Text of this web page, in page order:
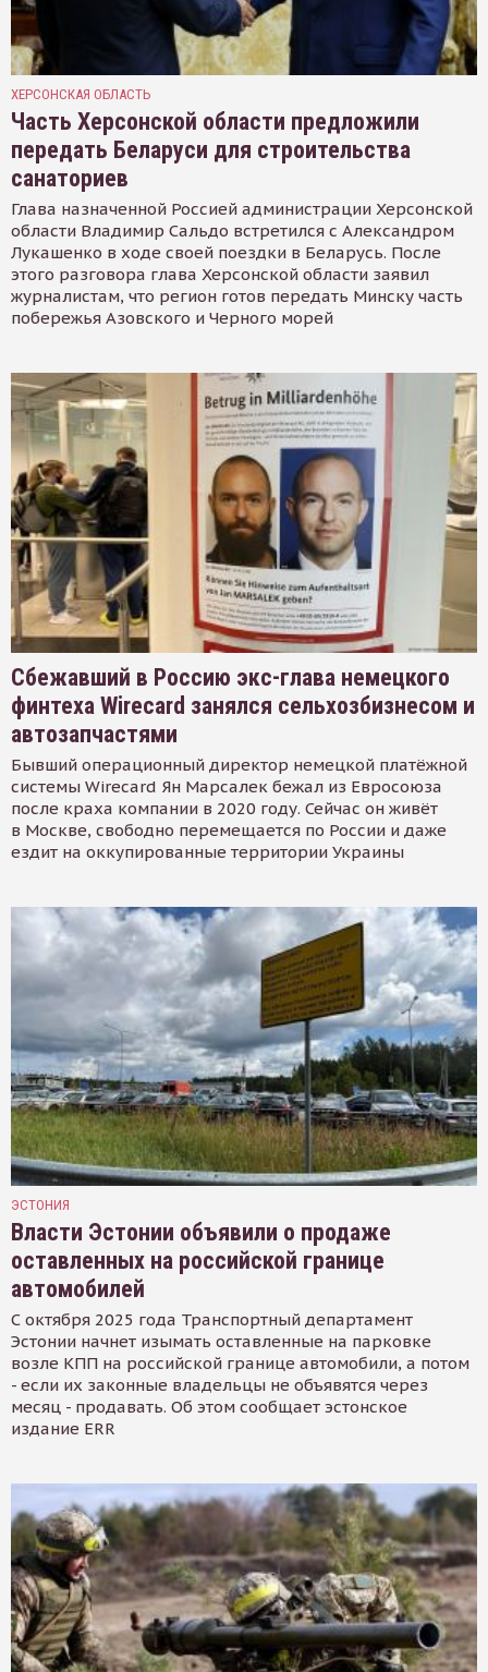
ХЕРСОНСКАЯ ОБЛАСТЬ
Часть Херсонской области предложили
передать Беларуси для строительства
санаториев
Глава назначенной Россией администрации Херсонской
области Владимир Сальдо встретился с Александром
Лукашенко в ходе своей поездки в Беларусь. После
этого разговора глава Херсонской области заявил
журналистам, что регион готов передать Минску часть
побережья Азовского и Черного морей
Сбежавший в Россию экс-глава немецкого
финтеха Wirecard занялся сельхозбизнесом и
автозапчастями
Бывший операционный директор немецкой платёжной
системы Wirecard Ян Марсалек бежал из Евросоюза
после краха компании в 2020 году. Сейчас он живёт
в Москве, свободно перемещается по России и даже
ездит на оккупированные территории Украины
ЭСТОНИЯ
Власти Эстонии объявили о продаже
оставленных на российской границе
автомобилей
С октября 2025 года Транспортный департамент
Эстонии начнет изымать оставленные на парковке
возле КПП на российской границе автомобили, а потом
- если их законные владельцы не объявятся через
месяц - продавать. Об этом сообщает эстонское
издание ERR